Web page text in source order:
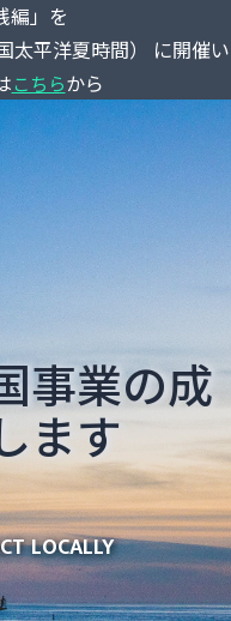
編」を
太平洋夏時間） に開催い
こちらから
事業の成
ます
LOCALLY